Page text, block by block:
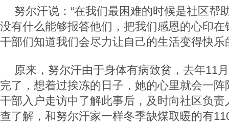
努尔汗说：“在我们最困难的时候是社区帮
没有什么能够报答他们，把我们感恩的心印
干部们知道我们会尽力让自己的生活变得快乐
原来，努尔汗由于身体有病致贫，去年11
完了，想着过挨冻的日子，她的心里就会一
干部入户走访中了解此事后，及时向社区负
查了解，和努尔汗家一样冬季缺煤取暖的有